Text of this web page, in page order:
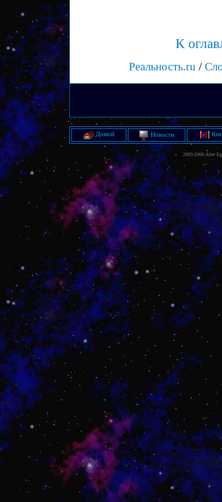
К
Реальность.ru /
Домой Новости
2003-2006 Alter